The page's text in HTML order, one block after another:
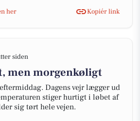
her
Kopiér link
siden
men morgenkøligt
Dagens vejr lægger ud
stiger hurtigt i løbet af
sig tørt hele vejen.